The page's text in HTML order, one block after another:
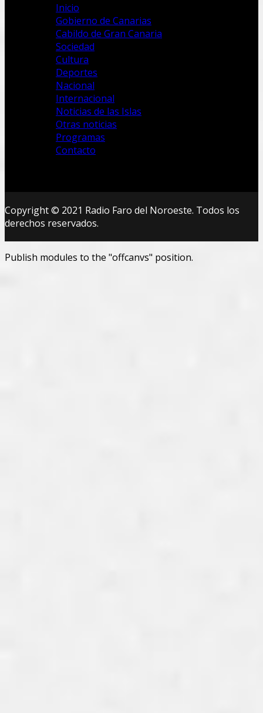
Inicio
Gobierno de Canarias
Cabildo de Gran Canaria
Sociedad
Cultura
Deportes
Nacional
Internacional
Noticias de las Islas
Otras noticias
Programas
Contacto
Copyright © 2021 Radio Faro del Noroeste. Todos los
derechos reservados.
Publish modules to the "offcanvs" position.